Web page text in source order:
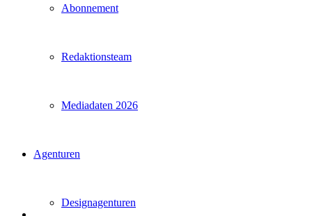
Abonnement
Redaktionsteam
Mediadaten 2026
Agenturen
Designagenturen